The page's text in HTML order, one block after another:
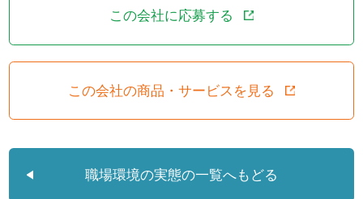
この会社に応募する
この会社の商品・サービスを見る
職場環境の実態の一覧へもどる